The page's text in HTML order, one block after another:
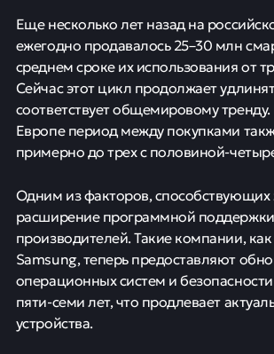
Еще несколько лет назад на
ежегодно продавалось 25–30 млн
среднем сроке их использования от
Сейчас этот цикл продолжает
соответствует общемировому
Европе период между покупками
примерно до трех с половиной-
Одним из факторов, способствующих
расширение программной
производителей. Такие компании,
Samsung, теперь предоставляют
операционных систем и
пяти-семи лет, что продлевает
устройства.